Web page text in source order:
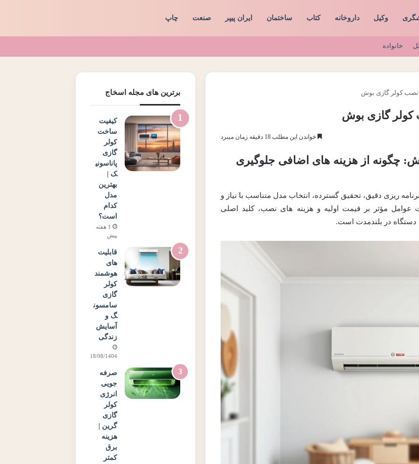
وکیل داروخانه کتاب ساختمان ایران پیپر صنعت چاپ
خانواده
خواندن این مطلب 18 دقیقه زمان میبرد
چگونه از هزینه های اضافی جلوگیری
ریزی دقیق، تحقیق گسترده، انتخاب مدل متناسب با نیاز و
مؤثر بر قیمت اولیه و هزینه های نصب، کلید اصلی
دستگاه در بلندمدت است.
برترین های مجله اسخاج
کیفیت
ساخت
کولر
گازی
پاناسونی
ک |
بهترین
مدل
کدام
است؟
1 هفته
پیش
قابلیت
های
هوشمند
کولر
گازی
سامسون
گ و
آسایش
زندگی
18/08/1404
صرفه
جویی
انرژی
کولر
گازی
گرین |
هزینه
برق
کمتر